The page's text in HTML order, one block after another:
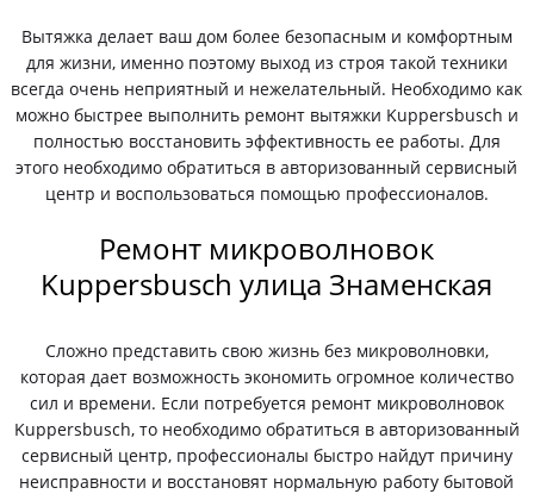
Вытяжка делает ваш дом более безопасным и комфортным
для жизни, именно поэтому выход из строя такой техники
всегда очень неприятный и нежелательный. Необходимо как
можно быстрее выполнить ремонт вытяжки Kuppersbusch и
полностью восстановить эффективность ее работы. Для
этого необходимо обратиться в авторизованный сервисный
центр и воспользоваться помощью профессионалов.
Ремонт микроволновок
Kuppersbusch улица Знаменская
Сложно представить свою жизнь без микроволновки,
которая дает возможность экономить огромное количество
сил и времени. Если потребуется ремонт микроволновок
Kuppersbusch, то необходимо обратиться в авторизованный
сервисный центр, профессионалы быстро найдут причину
неисправности и восстановят нормальную работу бытовой